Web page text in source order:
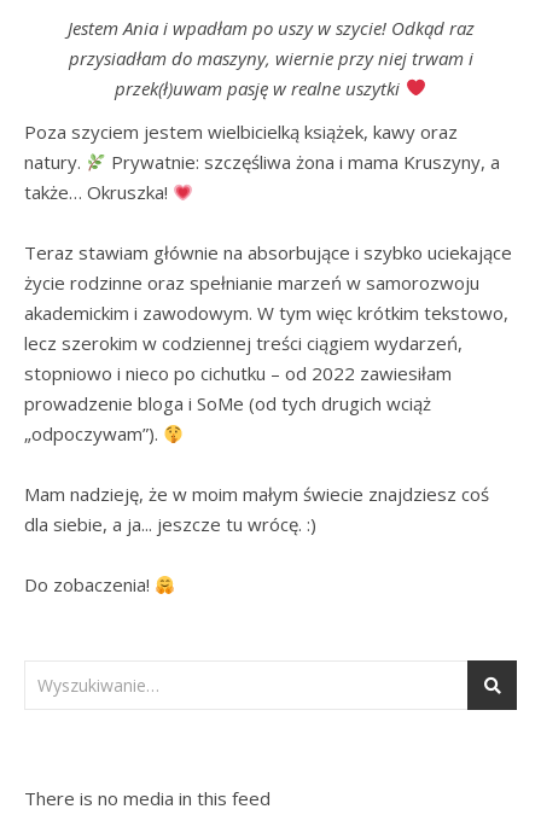
Jestem Ania i wpadłam po uszy w szycie! Odkąd raz
przysiadłam do maszyny, wiernie przy niej trwam i
przek(ł)uwam pasję w realne uszytki
Poza szyciem jestem wielbicielką książek, kawy oraz
natury.
Prywatnie: szczęśliwa żona i mama Kruszyny, a
także… Okruszka!
Teraz stawiam głównie na absorbujące i szybko uciekające
życie rodzinne oraz spełnianie marzeń w samorozwoju
akademickim i zawodowym. W tym więc krótkim tekstowo,
lecz szerokim w codziennej treści ciągiem wydarzeń,
stopniowo i nieco po cichutku – od 2022 zawiesiłam
prowadzenie bloga i SoMe (od tych drugich wciąż
„odpoczywam”).
Mam nadzieję, że w moim małym świecie znajdziesz coś
dla siebie, a ja... jeszcze tu wrócę. :)
Do zobaczenia!
There is no media in this feed